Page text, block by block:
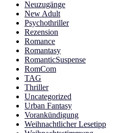
Neuzugänge
New Adult
Psychothriller
Rezension
Romance
Romantasy
RomanticSuspense
RomCom
TAG
Thriller
Uncategorized
Urban Fantasy
Vorankündigung
Weihnachtlicher Lesetipp